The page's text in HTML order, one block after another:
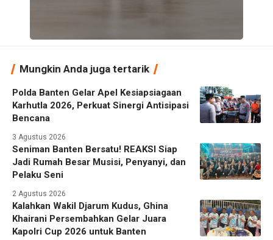
Mungkin Anda juga tertarik
Polda Banten Gelar Apel Kesiapsiagaan
Karhutla 2026, Perkuat Sinergi Antisipasi
Bencana
3 Agustus 2026
Seniman Banten Bersatu! REAKSI Siap
Jadi Rumah Besar Musisi, Penyanyi, dan
Pelaku Seni
2 Agustus 2026
Kalahkan Wakil Djarum Kudus, Ghina
Khairani Persembahkan Gelar Juara
Kapolri Cup 2026 untuk Banten